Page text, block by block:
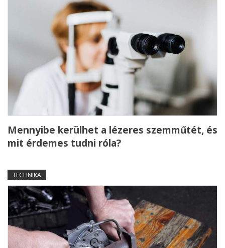
Mennyibe kerülhet a lézeres szemműtét, és
mit érdemes tudni róla?
TECHNIKA